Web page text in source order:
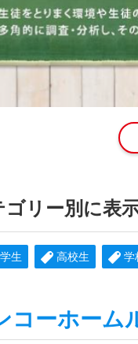
ゴリー別に表
生 高校生 学
コーホーム